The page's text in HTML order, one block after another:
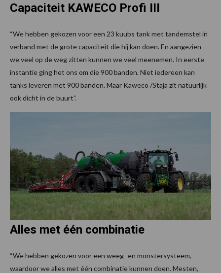
Capaciteit KAWECO Profi III
“We hebben gekozen voor een 23 kuubs tank met tandemstel in
verband met de grote capaciteit die hij kan doen. En aangezien
we veel op de weg zitten kunnen we veel meenemen. In eerste
instantie ging het ons om die 900 banden. Niet iedereen kan
tanks leveren met 900 banden. Maar Kaweco /Staja zit natuurlijk
ook dicht in de buurt”.
Alles met één combinatie
“We hebben gekozen voor een weeg- en monstersysteem,
waardoor we alles met één combinatie kunnen doen. Mesten,